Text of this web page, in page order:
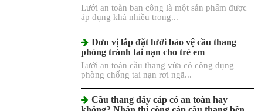
Lưới an toàn ban công là một sản phẩm được
áp dụng khá nhiều trong...
Đơn vị lắp đặt lưới bảo vệ cầu thang
phòng tránh tai nạn cho trẻ em
Lưới an toàn cầu thang vừa có công dụng
phòng chống tai nạn rơi ngã...
Cầu thang dây cáp có an toàn hay